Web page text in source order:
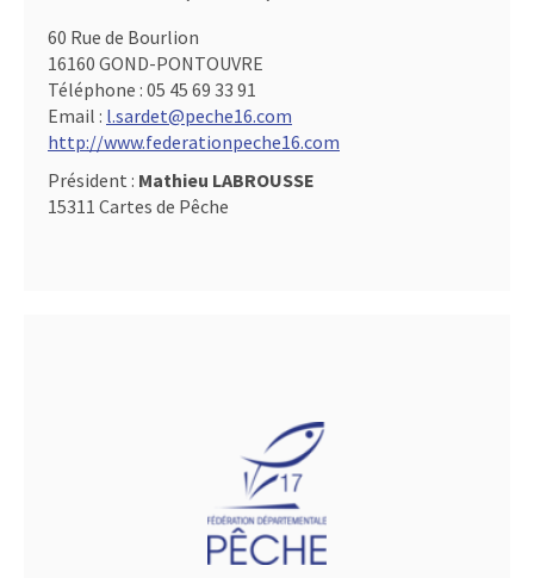
60 Rue de Bourlion
16160 GOND-PONTOUVRE
Téléphone : 05 45 69 33 91
Email : l.sardet@peche16.com
http://www.federationpeche16.com
Président : Mathieu LABROUSSE
15311 Cartes de Pêche